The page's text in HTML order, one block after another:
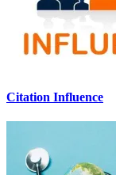
Citation Influence